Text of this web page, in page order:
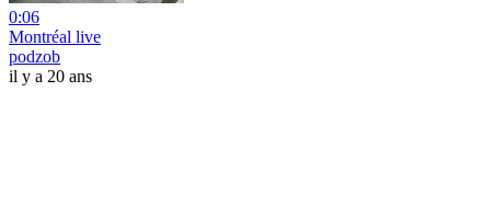
0:06
Montréal live
podzob
il y a 20 ans